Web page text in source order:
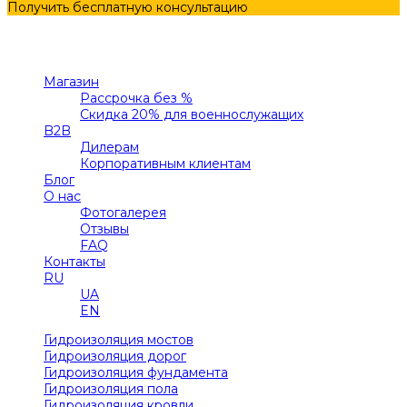
Получить бесплатную консультацию
Магазин
Рассрочка без %
Скидка 20% для военнослужащих
B2B
Дилерам
Корпоративным клиентам
Блог
О нас
Фотогалерея
Отзывы
FAQ
Контакты
RU
UA
EN
Гидроизоляция мостов
Гидроизоляция дорог
Гидроизоляция фундамента
Гидроизоляция пола